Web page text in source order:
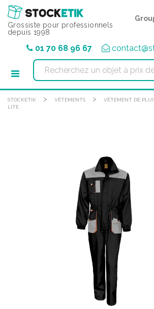
Grossiste pour professionnels
depuis 1998
01 70 68 96 67
STOCKETIK > VÊTEMENTS > VÊTEMENT DE
LITE
Panneau de gestion des cookies